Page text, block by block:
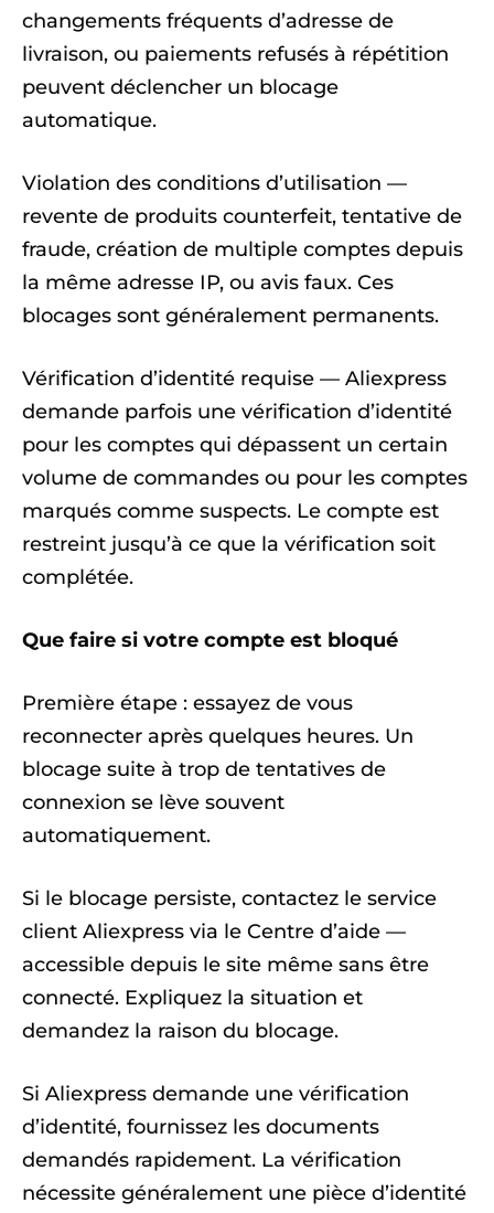
changements fréquents d’adresse de
livraison, ou paiements refusés à répétition
peuvent déclencher un blocage
automatique.
Violation des conditions d’utilisation —
revente de produits counterfeit, tentative de
fraude, création de multiple comptes depuis
la même adresse IP, ou avis faux. Ces
blocages sont généralement permanents.
Vérification d’identité requise — Aliexpress
demande parfois une vérification d’identité
pour les comptes qui dépassent un certain
volume de commandes ou pour les comptes
marqués comme suspects. Le compte est
restreint jusqu’à ce que la vérification soit
complétée.
Que faire si votre compte est bloqué
Première étape : essayez de vous
reconnecter après quelques heures. Un
blocage suite à trop de tentatives de
connexion se lève souvent
automatiquement.
Si le blocage persiste, contactez le service
client Aliexpress via le Centre d’aide —
accessible depuis le site même sans être
connecté. Expliquez la situation et
demandez la raison du blocage.
Si Aliexpress demande une vérification
d’identité, fournissez les documents
demandés rapidement. La vérification
nécessite généralement une pièce d’identité